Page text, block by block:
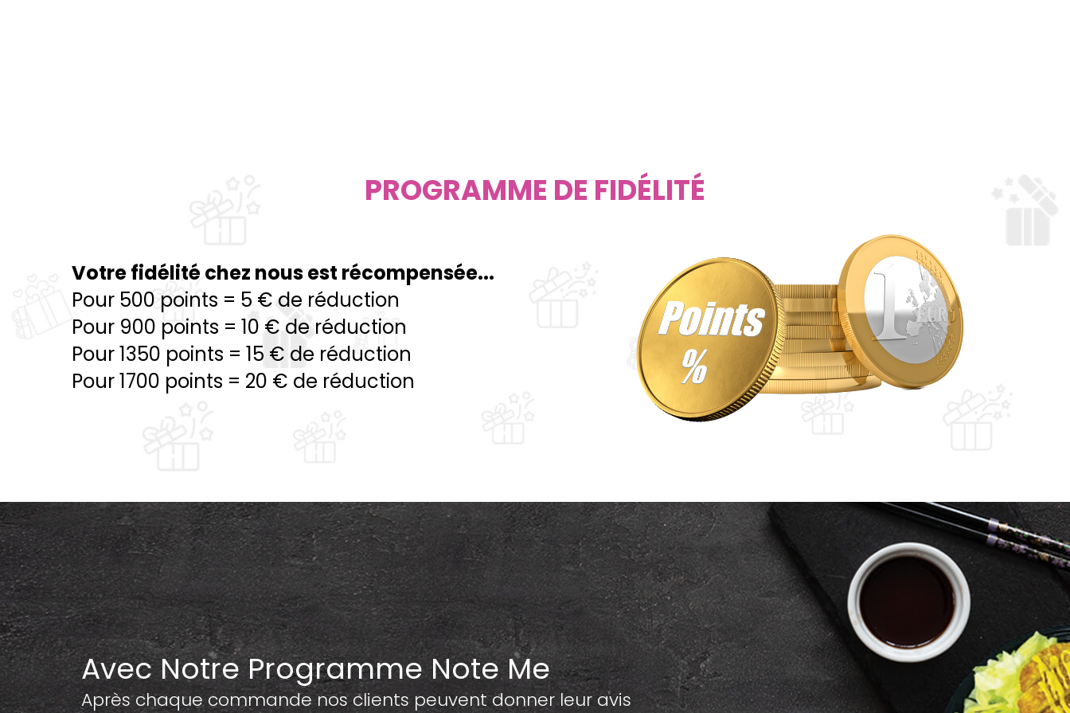
PROGRAMME DE FIDÉLITÉ
Votre fidélité chez nous est récompensée...
Pour 500 points = 5 € de réduction
Pour 900 points = 10 € de réduction
Pour 1350 points = 15 € de réduction
Pour 1700 points = 20 € de réduction
Avec Notre Programme Note Me
Après chaque commande nos clients peuvent donner leur avis